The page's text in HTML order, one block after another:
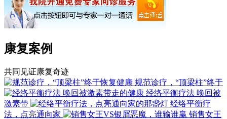
康复案例
共同见证康复奇迹
规范诊疗，“顶梁柱”终于
经络平衡疗法 唤回被
激素带
经络平衡疗
法，点亮通向家
销售女王